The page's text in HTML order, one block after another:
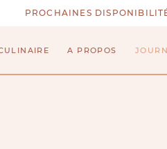
PROCHAINES
A PROPOS